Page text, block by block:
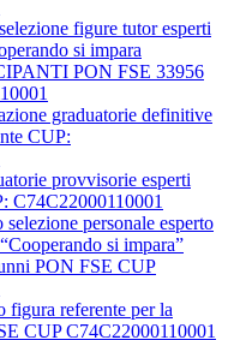
figure tutor esperti
si impara
PON FSE 33956
graduatorie definitive
CUP:
provvisorie esperti
C74C22000110001
personale esperto
si impara”
PON FSE CUP
figura referente per la
CUP C74C22000110001